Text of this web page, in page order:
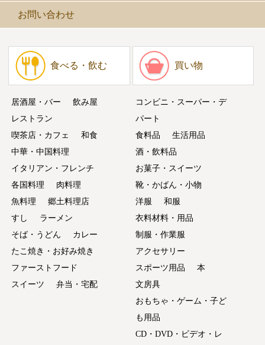
お問い合わせ
食べる・飲む
居酒屋・バー
飲み屋
レストラン
喫茶店・カフェ
和食
中華・中国料理
イタリアン・フレンチ
各国料理
肉料理
魚料理
郷土料理店
すし
ラーメン
そば・うどん
カレー
たこ焼き・お好み焼き
ファーストフード
スイーツ
弁当・宅配
買い物
コンビニ・スーパー・デ
パート
食料品
生活用品
酒・飲料品
お菓子・スイーツ
靴・かばん・小物
洋服
和服
衣料材料・用品
制服・作業服
アクセサリー
スポーツ用品
本
文房具
おもちゃ・ゲーム・子ど
も用品
CD・DVD・ビデオ・レ